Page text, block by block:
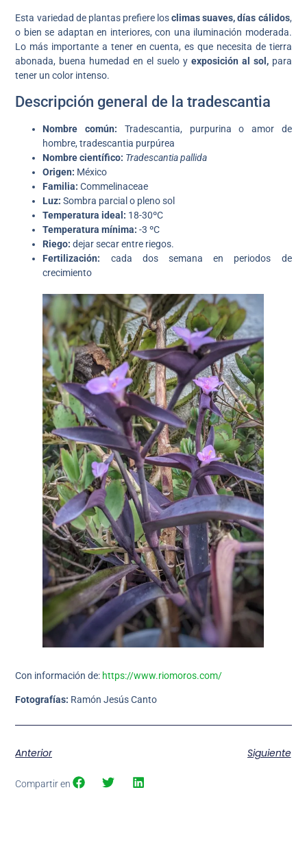
Esta variedad de plantas prefiere losclimas suaves, días cálidos,
o bien se adaptan en interiores, con una iluminación moderada.
Lo más importante a tener en cuenta, es que necesita de tierra
abonada, buena humedad en el suelo y exposición al sol, para
tener un color intenso.
Descripción general de la tradescantia
Nombre común: Tradescantia, purpurina o amor de
hombre, tradescantia purpúrea
Nombre científico: Tradescantia pallida
Origen: México
Familia: Commelinaceae
Luz: Sombra parcial o pleno sol
Temperatura ideal: 18-30ºC
Temperatura mínima:-3 ºC
Riego:dejar secar entre riegos.
Fertilización: cada dos semana en periodos de
crecimiento
Con información de: https://www.riomoros.com/
Fotografías: Ramón Jesús Canto
Anterior Siguiente
Compartir en